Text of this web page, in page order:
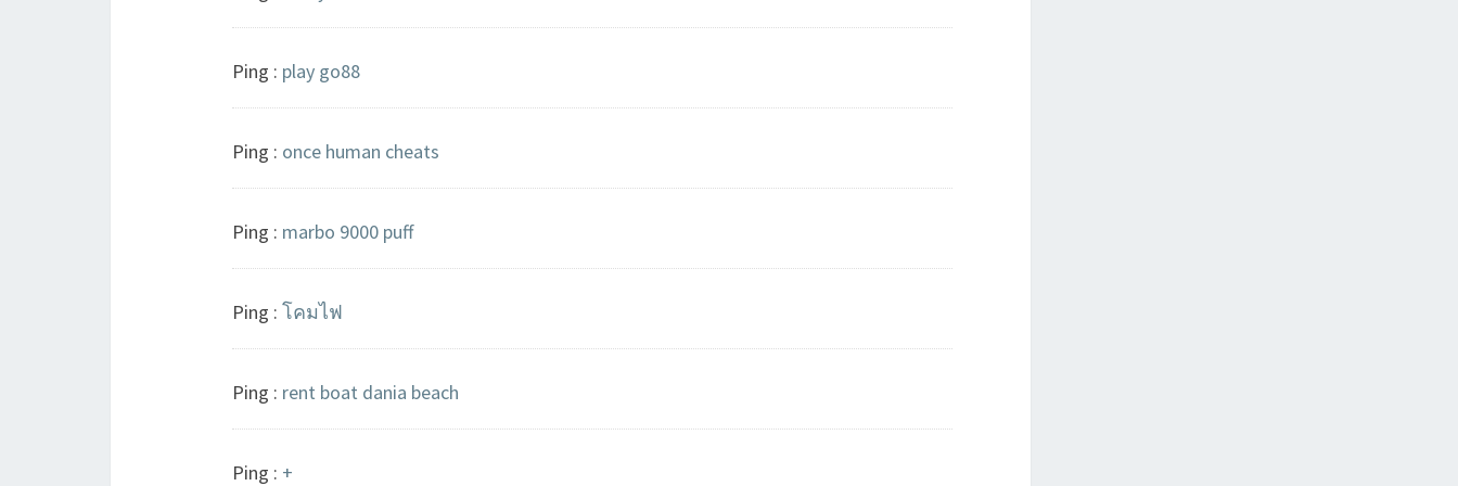
Ping : play go88
Ping : once human cheats
Ping : marbo 9000 puff
Ping : โคมไฟ
Ping : rent boat dania beach
Ping : +